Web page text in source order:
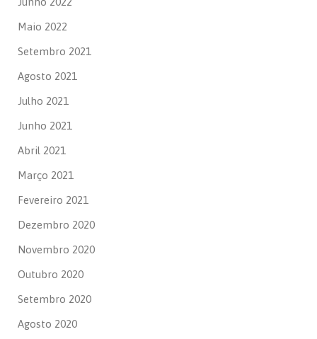
Maio 2022
Setembro 2021
Agosto 2021
Julho 2021
Junho 2021
Abril 2021
Março 2021
Fevereiro 2021
Dezembro 2020
Novembro 2020
Outubro 2020
Setembro 2020
Agosto 2020